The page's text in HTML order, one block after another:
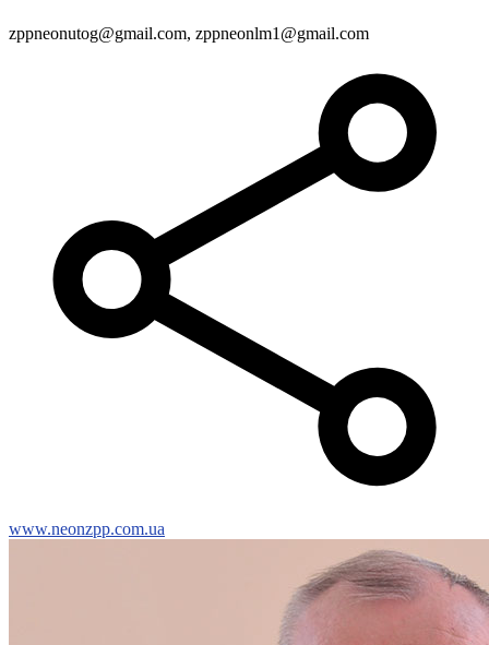
zppneonutog@gmail.com, zppneonlm1@gmail.com
www.neonzpp.com.ua